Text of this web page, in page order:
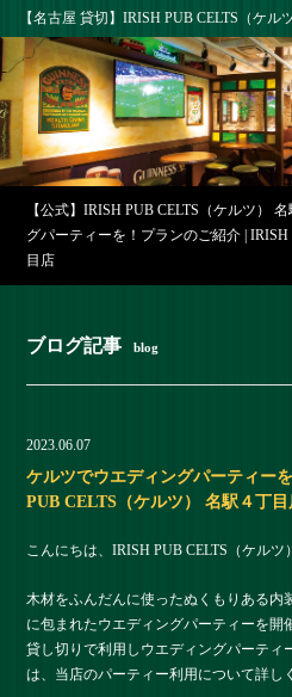
【名古屋 貸切】IRISH PUB CELTS（ケル
【公式】IRISH PUB CELTS（ケルツ）
グパーティーを！プランのご紹介 |
目店
ブログ記事 blog
2023.06.07
ケルツでウエディングパーティー
PUB CELTS（ケルツ） 名駅４丁目
こんにちは、IRISH PUB CELTS（ケルツ
木材をふんだんに使ったぬくもりある内
に包まれたウエディングパーティーを開
貸し切りで利用しウエディングパーティ
は、当店のパーティー利用について詳し